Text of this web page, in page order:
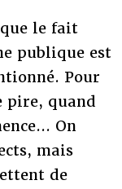
le fait
publique est
Pour
pire, quand
On
mais
de